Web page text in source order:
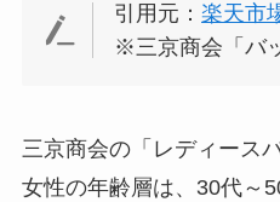
引用元：楽天市
※三京商会「バ
三京商会の「レディース
女性の年齢層は、30代～